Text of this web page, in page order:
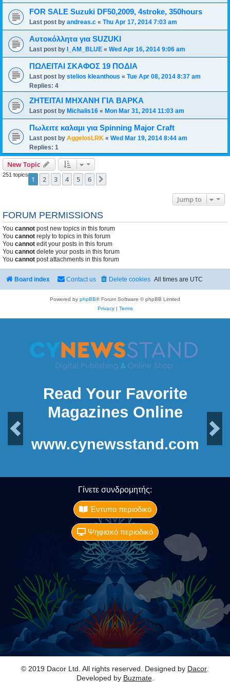
FOR SALE Suzuki DF50,2009, 4stroke, 350hours
Last post by andreas.c « Thu Apr 17, 2014 7:03 am
Αυτοκόλλητα για SUZUKI
Last post by I_AM_BLUE « Wed Apr 16, 2014 9:06 am
ΠΩΛΕΙΤΑΙ ΣΚΑΦΟΣ 19 ΠΟΔΙΑ
Last post by stelios kleanthous « Tue Apr 08, 2014 8:37 am
Replies: 4
ΖΗΤΕΙΤΑΙ ΜΗΧΑΝΗ ΓΙΑ ΒΑΡΚΑ
Last post by Μichalis16 « Mon Mar 31, 2014 11:03 am
Πωλειτε καλαμι για Spinning Major Craft
Last post by AggelosLRK « Wed Mar 19, 2014 8:44 am
Replies: 1
New Topic
251 topics 1 2 3 4 5 6
Jump to
FORUM PERMISSIONS
You cannot post new topics in this forum
You cannot reply to topics in this forum
You cannot edit your posts in this forum
You cannot delete your posts in this forum
You cannot post attachments in this forum
Board index All times are UTC
Delete cookies
Contact us
Powered by phpBB® Forum Software © phpBB Limited
Privacy| Terms
Read Your Favorite
Magazines Online
Next
www.cynewsstand.com
Γίνετε συνδρομητής:
Έντυπο περιοδικό
Ψηφιακό περιοδικό
© 2019 Dacor Ltd. All rights reserved. Designed by Dacor
Developed by Buzmate.